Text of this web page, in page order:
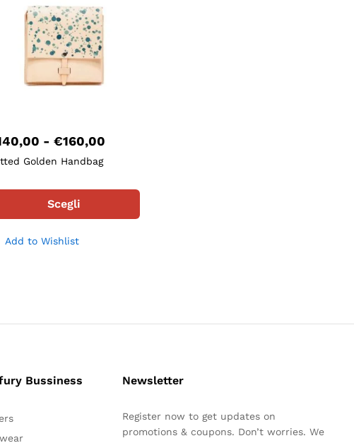
- €160,00
€140,00
€160,00
Golden Handbag
Scegli
ha
scelte
prodotto
Add to Wishlist
Bussiness Newsletter
Register now to get updates on
promotions & coupons. Don’t worries. We